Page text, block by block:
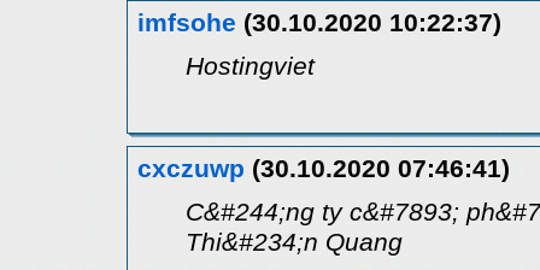
imfsohe (30.10.2020 10:22:37)
Hostingviet
cxczuwp (30.10.2020 07:46:41)
C&#244;ng ty c&#7893;
Thi&#234;n Quang